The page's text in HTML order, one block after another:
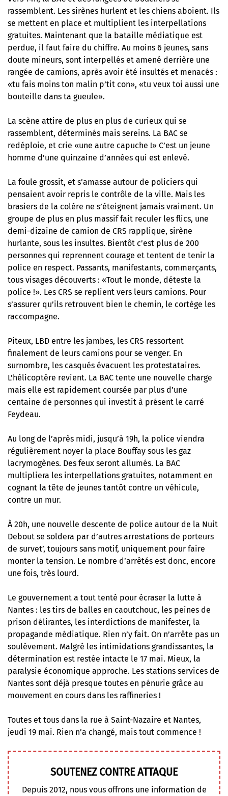
rassemblent. Les sirènes hurlent et les chiens aboient. Ils
se mettent en place et multiplient les interpellations
gratuites. Maintenant que la bataille médiatique est
perdue, il faut faire du chiffre. Au moins 6 jeunes, sans
doute mineurs, sont interpellés et amené derrière une
rangée de camions, après avoir été insultés et menacés :
«tu fais moins ton malin p’tit con», «tu veux toi aussi une
bouteille dans ta gueule».
La scène attire de plus en plus de curieux qui se
rassemblent, déterminés mais sereins. La BAC se
redéploie, et crie «une autre capuche !» C’est un jeune
homme d’une quinzaine d’années qui est enlevé.
La foule grossit, et s’amasse autour de policiers qui
pensaient avoir repris le contrôle de la ville. Mais les
brasiers de la colère ne s’éteignent jamais vraiment. Un
groupe de plus en plus massif fait reculer les flics, une
demi-dizaine de camion de CRS rapplique, sirène
hurlante, sous les insultes. Bientôt c’est plus de 200
personnes qui reprennent courage et tentent de tenir la
police en respect. Passants, manifestants, commerçants,
tous visages découverts : «Tout le monde, déteste la
police !». Les CRS se replient vers leurs camions. Pour
s’assurer qu’ils retrouvent bien le chemin, le cortège les
raccompagne.
Piteux, LBD entre les jambes, les CRS ressortent
finalement de leurs camions pour se venger. En
surnombre, les casqués évacuent les protestataires.
L’hélicoptère revient. La BAC tente une nouvelle charge
mais elle est rapidement coursée par plus d’une
centaine de personnes qui investit à présent le carré
Feydeau.
Au long de l’après midi, jusqu’à 19h, la police viendra
régulièrement noyer la place Bouffay sous les gaz
lacrymogènes. Des feux seront allumés. La BAC
multipliera les interpellations gratuites, notamment en
cognant la tête de jeunes tantôt contre un véhicule,
contre un mur.
À 20h, une nouvelle descente de police autour de la Nuit
Debout se soldera par d’autres arrestations de porteurs
de survet’, toujours sans motif, uniquement pour faire
monter la tension. Le nombre d’arrêtés est donc, encore
une fois, très lourd.
Le gouvernement a tout tenté pour écraser la lutte à
Nantes : les tirs de balles en caoutchouc, les peines de
prison délirantes, les interdictions de manifester, la
propagande médiatique. Rien n’y fait. On n’arrête pas un
soulèvement. Malgré les intimidations grandissantes, la
détermination est restée intacte le 17 mai. Mieux, la
paralysie économique approche. Les stations services de
Nantes sont déjà presque toutes en pénurie grâce au
mouvement en cours dans les raffineries !
Toutes et tous dans la rue à Saint-Nazaire et Nantes,
jeudi 19 mai. Rien n’a changé, mais tout commence !
SOUTENEZ CONTRE ATTAQUE
Depuis 2012, nous vous offrons une information de